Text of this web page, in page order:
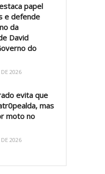
papel
e defende
da
David
do
2026
evita que
mas
moto no
2026